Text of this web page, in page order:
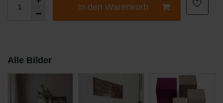
In den Warenkorb
Alle Bilder